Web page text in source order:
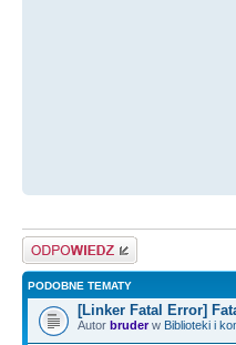
Odpowiedz
PODOBNE TEMATY
[Linker Fatal Error]
Autor bruderw Biblioteki i